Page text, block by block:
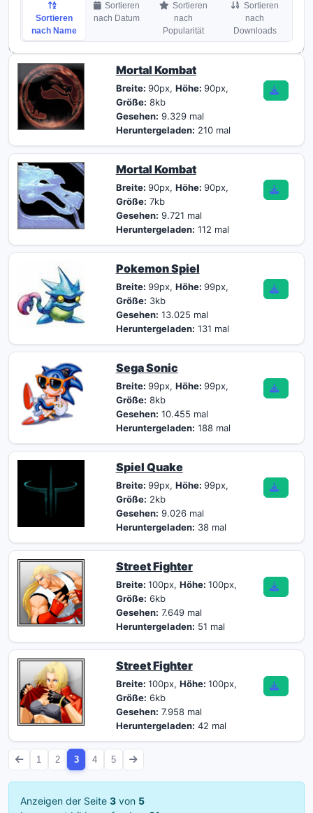
Sortieren
nach Name
Sortieren
nach Datum
Sortieren
nach
Popularität
Sortieren
nach
Downloads
Mortal Kombat
Breite: 90px, Höhe: 90px,
Größe: 8kb
Gesehen: 9.329 mal
Heruntergeladen: 210 mal
Mortal Kombat
Breite: 90px, Höhe: 90px,
Größe: 7kb
Gesehen: 9.721 mal
Heruntergeladen: 112 mal
Pokemon Spiel
Breite: 99px, Höhe: 99px,
Größe: 3kb
Gesehen: 13.025 mal
Heruntergeladen: 131 mal
Sega Sonic
Breite: 99px, Höhe: 99px,
Größe: 8kb
Gesehen: 10.455 mal
Heruntergeladen: 188 mal
Spiel Quake
Breite: 99px, Höhe: 99px,
Größe: 2kb
Gesehen: 9.026 mal
Heruntergeladen: 38 mal
Street Fighter
Breite: 100px, Höhe: 100px,
Größe: 6kb
Gesehen: 7.649 mal
Heruntergeladen: 51 mal
Street Fighter
Breite: 100px, Höhe: 100px,
Größe: 6kb
Gesehen: 7.958 mal
Heruntergeladen: 42 mal
1 2 3 4 5
Anzeigen der Seite 3 von 5